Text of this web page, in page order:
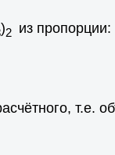
)2 из пропорции:
т.е.